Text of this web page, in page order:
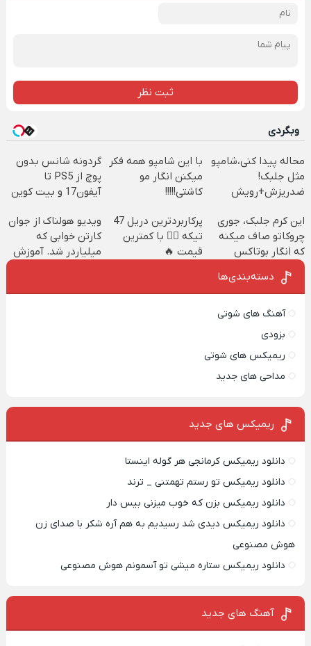
ثبت نظر
وبگردی
محاله پیدا کنی،شامپو
مثل جلبک!
ضدریزش+رویش
با این شامپو همه فکر
میکنن انگار مو
کاشتی!!!!!
گردونه شانس بدون
پوچ از PS5 تا
آیفون17 و بیت کوین
این کرم جلبک، جوری
چروکاتو صاف میکنه
که انگار بوتاکس
کردی!(تخفیف ویژه)
پرکاربردترین دریل 47
تیکه 👈🏻 با کمترین
قیمت 🔥
ویدیو هولناک از جوان
کارتن خوابی که
میلیاردر شد. آموزش
دسته‌بندی‌ها
آهنگ های شوتی
بزودی
ریمیکس های شوتی
مداحی های جدید
ریمیکس‌ های جدید
دانلود ریمیکس کرمانجی هر گوله اینستا
دانلود ریمیکس تو رستم تهمتنی _ ترند
دانلود ریمیکس بزن که خوب میزنی بیس دار
دانلود ریمیکس دیدی شد رسیدیم به هم آره شکر با صدای زن
هوش مصنوعی
دانلود ریمیکس ستاره میشی تو آسمونم هوش مصنوعی
آهنگ های جدید